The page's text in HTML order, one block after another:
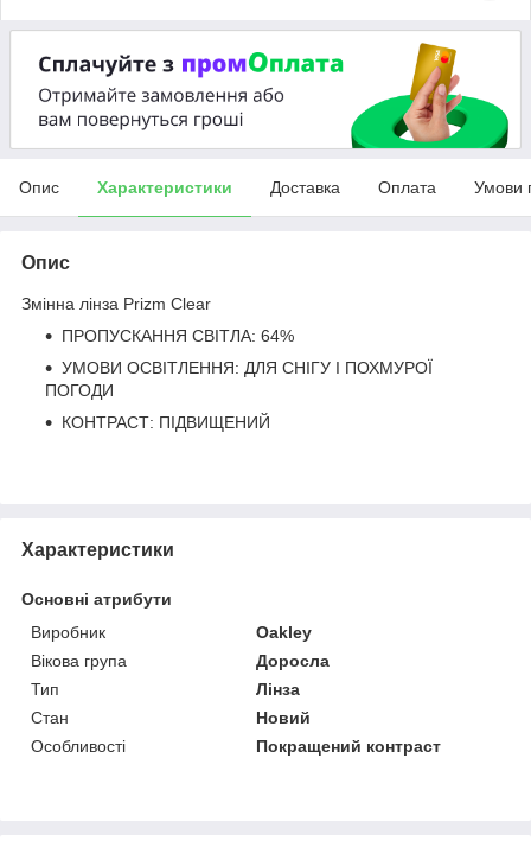
Опис Характеристики Доставка Оплата Умови
Опис
Змінна лінза Prizm Clear
ПРОПУСКАННЯ СВІТЛА: 64%
УМОВИ ОСВІТЛЕННЯ: ДЛЯ СНІГУ І ПОХМУРОЇ
ПОГОДИ
КОНТРАСТ: ПІДВИЩЕНИЙ
Характеристики
Основні атрибути
Виробник
Oakley
Вікова група
Доросла
Тип
Лінза
Стан
Новий
Особливості
Покращений контраст